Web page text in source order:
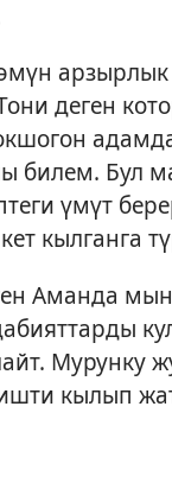
деген
билем. Бул
үмүт
кылганга
Аманда
Мурунку
кылып